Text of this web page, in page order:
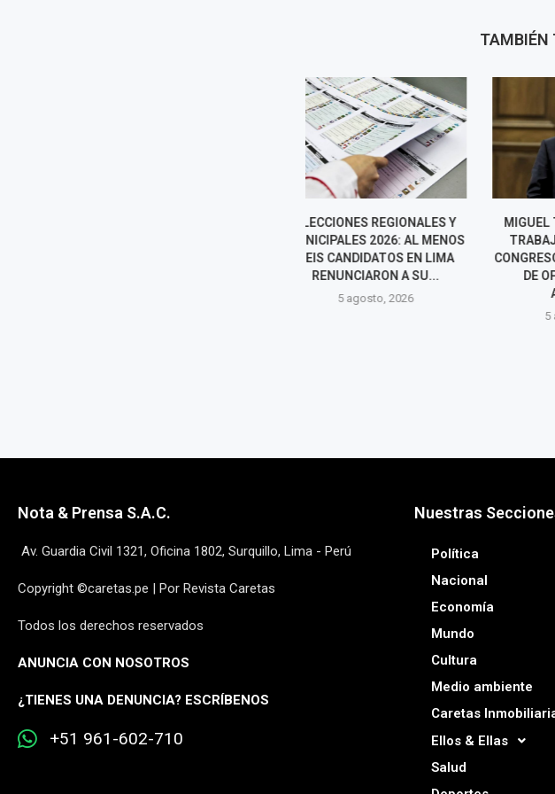
TAMBIÉN
MIGUEL TORRES DEFENDIÓ
TRABAJO VIRTUAL EN EL
CONGRESO ANTE PROPUESTA
DE OPOSICIÓN: "LOS
AVANCES...
ÍBER
LE
Nota & Prensa S.A.C.
Av. Guardia Civil 1321, Oficina 1802, Surquillo, Lima - Perú
Copyright ©caretas.pe | Por Revista Caretas
Todos los derechos reservados
ANUNCIA CON NOSOTROS
¿TIENES UNA DENUNCIA? ESCRÍBENOS
+51 961-602-710
Nuestras
Política
Nacional
Economía
Mundo
Cultura
Medio ambiente
Caretas
Ellos & Ellas
Salud